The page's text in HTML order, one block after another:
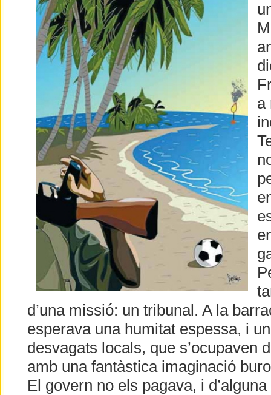
a
d’una missió: un tribunal. A la
esperava una humitat espessa, i
desvagats locals, que s’ocupaven
amb una fantàstica imaginació
El govern no els pagava, i